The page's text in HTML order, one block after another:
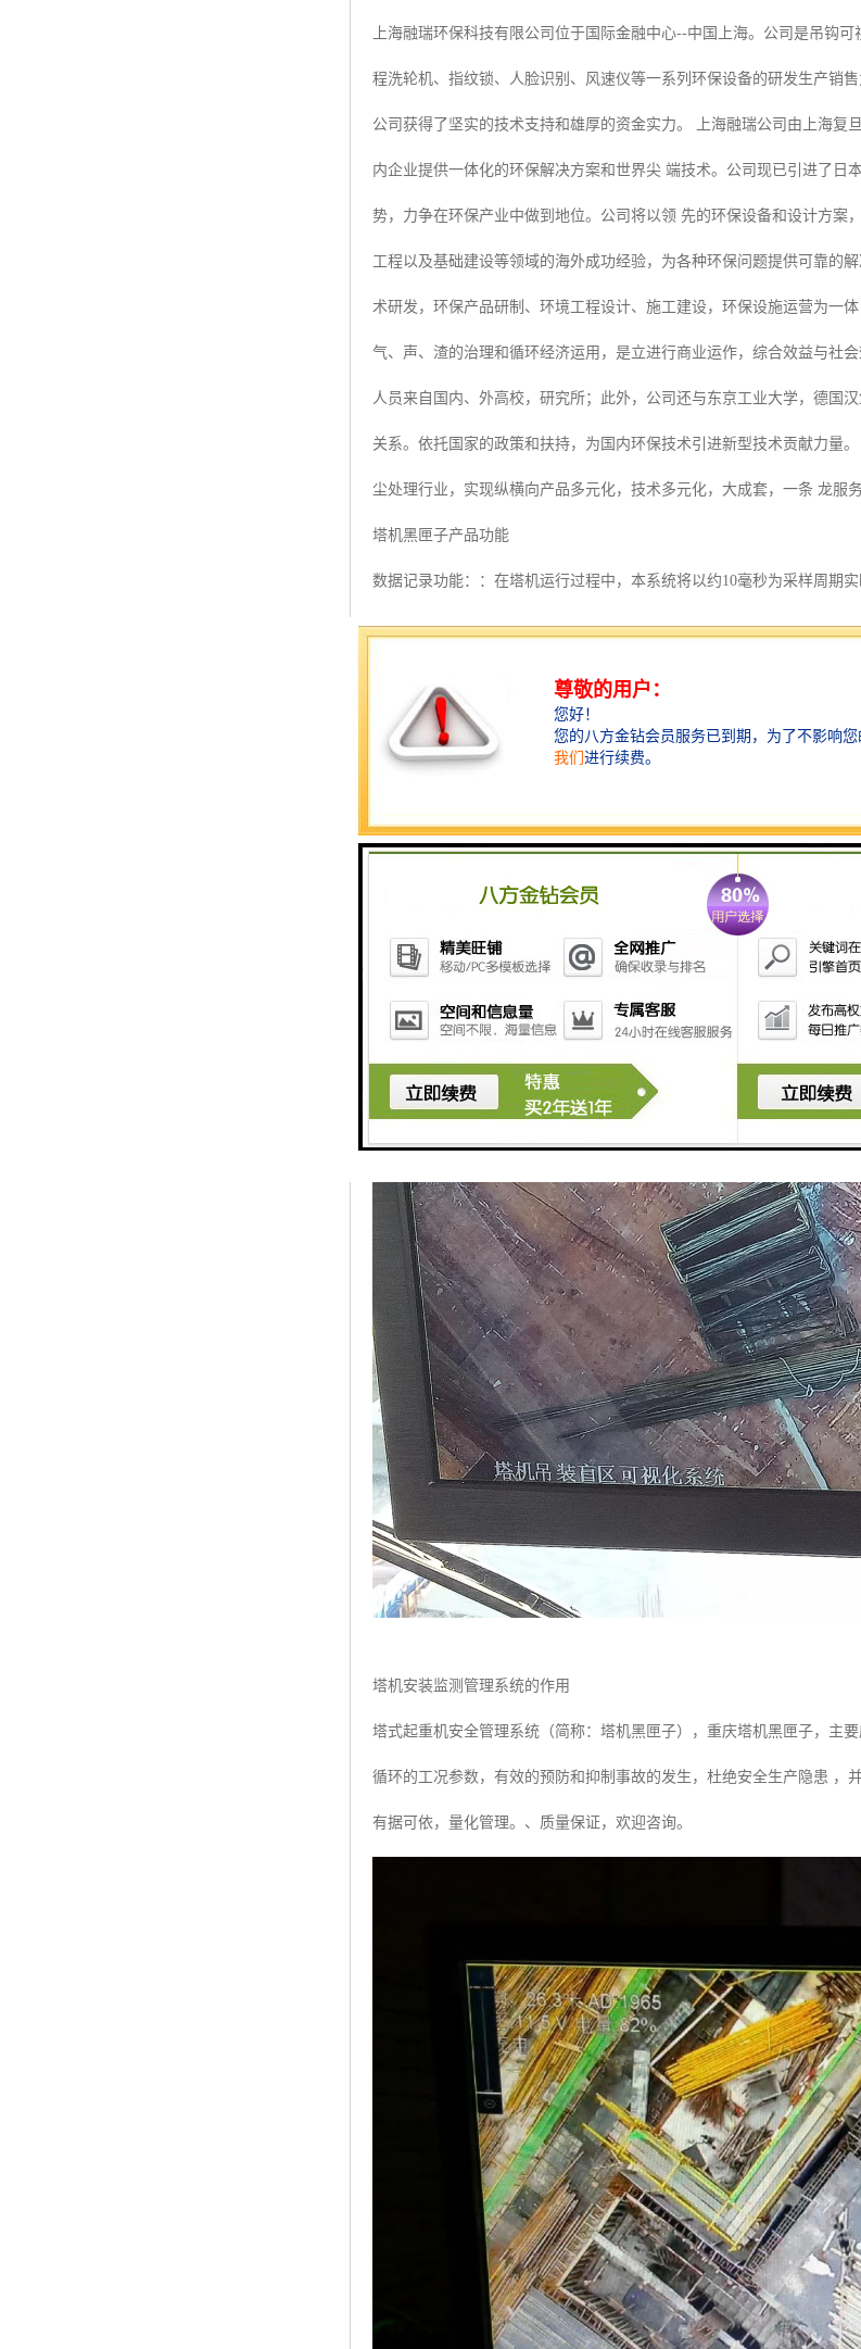
上海融瑞环保科技有限公司位于国际金融中心--中国上海。公司是吊钩
程洗轮机、指纹锁、人脸识别、风速仪等一系列环保设备的研发生产销
公司获得了坚实的技术支持和雄厚的资金实力。 上海融瑞公司由上海复
内企业提供一体化的环保解决方案和世界尖 端技术。公司现已引进了
势，力争在环保产业中做到地位。公司将以领 先的环保设备和设计方
工程以及基础建设等领域的海外成功经验，为各种环保问题提供可靠的
术研发，环保产品研制、环境工程设计、施工建设，环保设施运营为一
气、声、渣的治理和循环经济运用，是立进行商业运作，综合效益与社
人员来自国内、外高校，研究所；此外，公司还与东京工业大学，德国
关系。依托国家的政策和扶持，为国内环保技术引进新型技术贡献力量
尘处理行业，实现纵横向产品多元化，技术多元化，大成套，一条 龙服务
塔机黑匣子产品功能
数据记录功能：：在塔机运行过程中，本系统将以约10毫秒为采样周期
统将发出预警信号，并将数据保存到FLASH中。
安全保护功能：该装置可实现塔机多种安全限制器的功能，如起重力
制等。
实时显示功能：塔机工作的关键参数，系统以约10毫秒为采样周期实
塔机安装监测管理系统的作用
塔式起重机安全管理系统（简称：塔机黑匣子），重庆塔机黑匣子，主
循环的工况参数，有效的预防和抑制事故的发生，杜绝安全生产隐患
有据可依，量化管理。、质量保证，欢迎咨询。